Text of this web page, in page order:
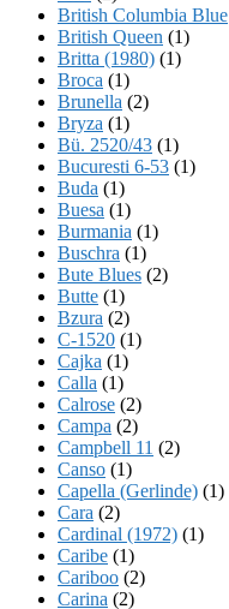
British Columbia Blue
British Queen (1)
Britta (1980) (1)
Broca (1)
Brunella (2)
Bryza (1)
Bü. 2520/43 (1)
Bucuresti 6-53 (1)
Buda (1)
Buesa (1)
Burmania (1)
Buschra (1)
Bute Blues (2)
Butte (1)
Bzura (2)
C-1520 (1)
Cajka (1)
Calla (1)
Calrose (2)
Campa (2)
Campbell 11 (2)
Canso (1)
Capella (Gerlinde) (1)
Cara (2)
Cardinal (1972) (1)
Caribe (1)
Cariboo (2)
Carina (2)